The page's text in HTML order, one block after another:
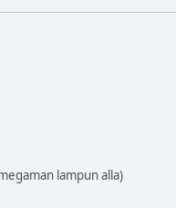
lampun alla)